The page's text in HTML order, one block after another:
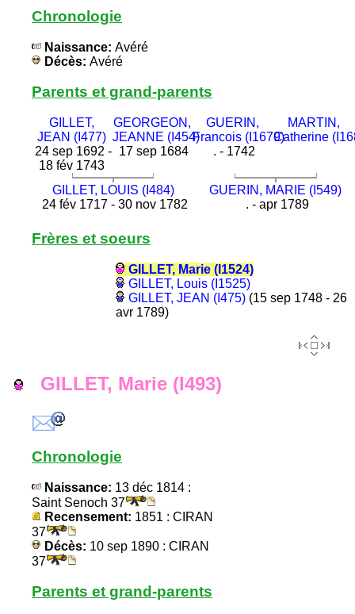
Chronologie
Naissance: Avéré
Décès: Avéré
Parents et grand-parents
GILLET,
JEAN (I477)
24 sep 1692 -
18 fév 1743
GEORGEON,
JEANNE (I454)
17 sep 1684
GUERIN,
Francois (I1679)
. - 1742
MARTIN,
Catherine
GILLET, LOUIS (I484)
24 fév 1717 - 30 nov 1782
GUERIN, MARIE (I549)
. - apr 1789
Frères et soeurs
GILLET, Marie (I1524)
GILLET, Louis (I1525)
GILLET, JEAN (I475)(15 sep 1748 - 26
avr 1789)
GILLET, Marie (I493)
Chronologie
Naissance: 13 déc 1814 :
Saint Senoch 37
Recensement: 1851 : CIRAN
37
Décès: 10 sep 1890 : CIRAN
37
Parents et grand-parents